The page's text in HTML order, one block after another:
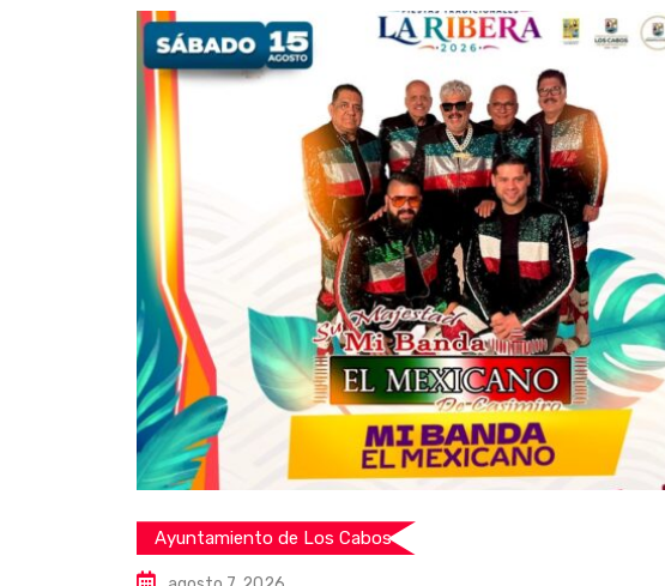
Ayuntamiento de Los Cabos